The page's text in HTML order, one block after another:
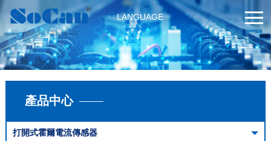
LANGUAGE
產品中心
打開式霍爾電流傳感器